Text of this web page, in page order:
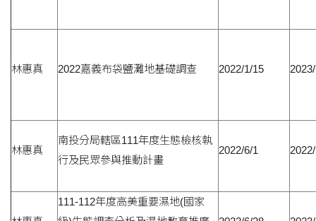
林惠真 2022嘉義布袋鹽灘地基礎調查 2022/1/15
林惠真
南投分局轄區111年度生態檢核執
行及民眾參與推動計畫
2022/6/1
111-112年度高美重要濕地(國家